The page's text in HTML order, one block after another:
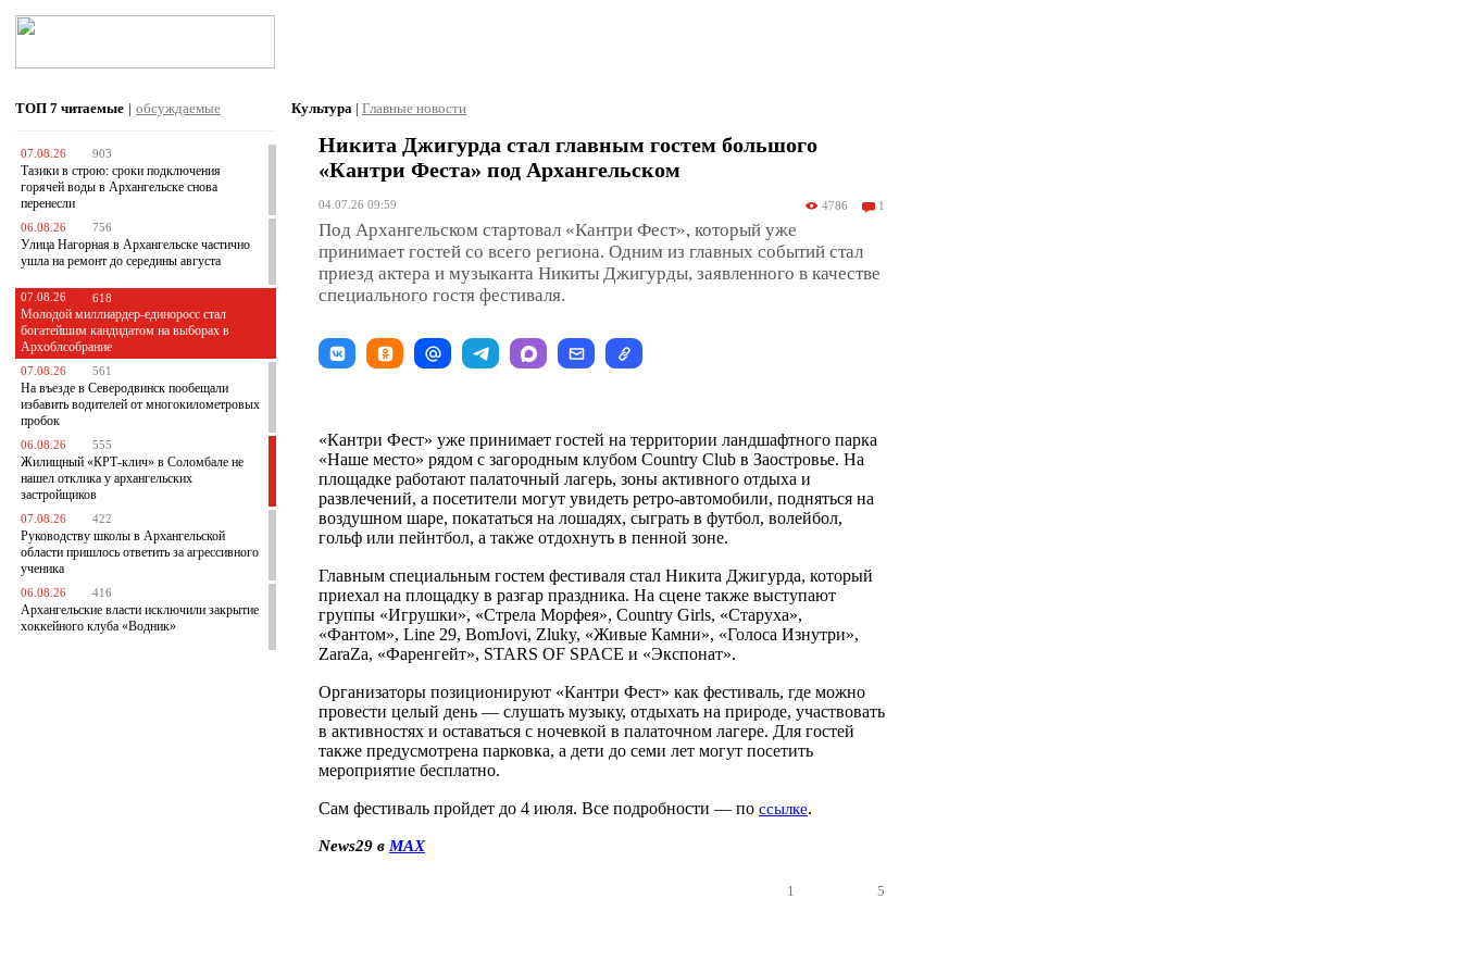
ТОП 7 читаемые | обсуждаемые
07.08.26 903
Тазики в строю: сроки подключения
горячей воды в Архангельске снова
перенесли
06.08.26 756
Улица Нагорная в Архангельске частично
ушла на ремонт до середины августа
07.08.26 618
Молодой миллиардер-единоросс стал
богатейшим кандидатом на выборах в
Архоблсобрание
07.08.26 561
На въезде в Северодвинск пообещали
избавить водителей от многокилометровых
пробок
06.08.26 555
Жилищный «КРТ-клич» в Соломбале не
нашел отклика у архангельских
застройщиков
07.08.26 422
Руководству школы в Архангельской
области пришлось ответить за агрессивного
ученика
06.08.26 416
Архангельские власти исключили закрытие
хоккейного клуба «Водник»
Культура | Главные новости
Никита Джигурда стал главным гостем большого
«Кантри Феста» под Архангельском
04.07.26 09:59 4786 1
Под Архангельском стартовал «Кантри Фест», который уже
принимает гостей со всего региона. Одним из главных событий стал
приезд актера и музыканта Никиты Джигурды, заявленного в качестве
специального гостя фестиваля.
«Кантри Фест» уже принимает гостей на территории ландшафтного парка
«Наше место» рядом с загородным клубом Country Club в Заостровье. На
площадке работают палаточный лагерь, зоны активного отдыха и
развлечений, а посетители могут увидеть ретро-автомобили, подняться на
воздушном шаре, покататься на лошадях, сыграть в футбол, волейбол,
гольф или пейнтбол, а также отдохнуть в пенной зоне.
Главным специальным гостем фестиваля стал Никита Джигурда, который
приехал на площадку в разгар праздника. На сцене также выступают
группы «Игрушки», «Стрела Морфея», Country Girls, «Старуха»,
«Фантом», Line 29, BomJovi, Zluky, «Живые Камни», «Голоса Изнутри»,
ZaraZa, «Фаренгейт», STARS OF SPACE и «Экспонат».
Организаторы позиционируют «Кантри Фест» как фестиваль, где можно
провести целый день — слушать музыку, отдыхать на природе, участвовать
в активностях и оставаться с ночевкой в палаточном лагере. Для гостей
также предусмотрена парковка, а дети до семи лет могут посетить
мероприятие бесплатно.
Сам фестиваль пройдет до 4 июля. Все подробности — по ссылке.
News29 в MAX
1 5